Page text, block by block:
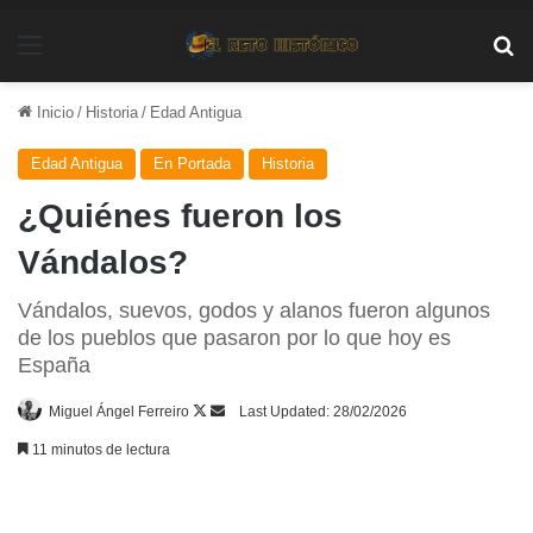
Inicio / Historia / Edad Antigua
Edad Antigua En Portada Historia
¿Quiénes fueron los
Vándalos?
Vándalos, suevos, godos y alanos fueron algunos
de los pueblos que pasaron por lo que hoy es
España
Miguel Ángel Ferreiro
Follow
SendLast Updated: 28/02/2026
11 minutos de lectura